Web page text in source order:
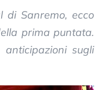
di Sanremo, ecco
prima puntata.
sugli